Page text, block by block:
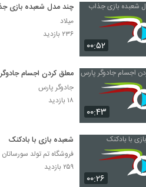
۰۰:۵۲
چند مدل شعبده بازی
میلاد
۲۳۶ بازدید
۰۰:۴۳
معلق کردن اجسام
جادوگر پارس
۱۸ بازدید
۰۰:۲۶
شعبده بازی با بادکنک
فروشگاه تم تولد سورساتان
۲۵۹ بازدید